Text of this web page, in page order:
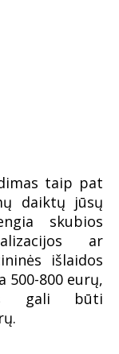
taip pat
daiktų jūsų
skubios
ar
išlaidos
500-800 eurų,
gali būti